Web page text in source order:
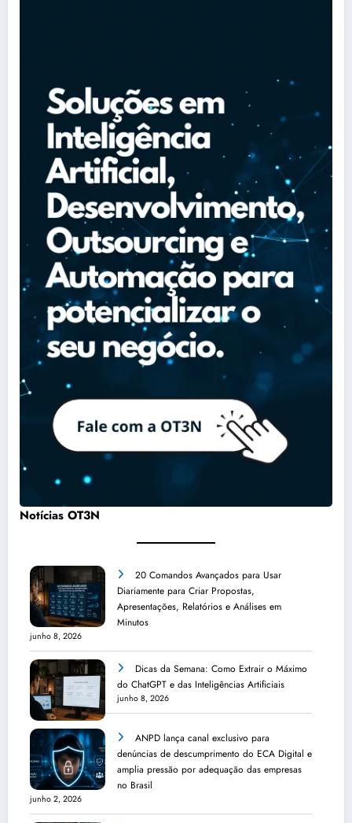
Notícias OT3N
20 Comandos Avançados para Usar
Diariamente para Criar Propostas,
Apresentações, Relatórios e Análises em
Minutos
junho 8, 2026
Dicas da Semana: Como Extrair o Máximo
do ChatGPT e das Inteligências Artificiais
junho 8, 2026
ANPD lança canal exclusivo para
denúncias de descumprimento do ECA Digital e
amplia pressão por adequação das empresas
no Brasil
junho 2, 2026